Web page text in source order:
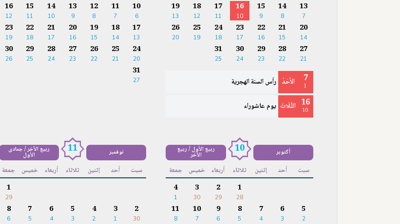
13
7
14
8
15
9
16
10
17
11
18
12
19
13
20
14
21
15
22
16
23
17
24
18
25
19
26
20
27
21
28
22
29
23
30
24
31
25
7
1 الأَحَدُ رأس السنة الهجرية
16
10 الثُّلَاثَ يوم عاشوراء
10
6
11
7
12
8
13
9
14
10
15
11
16
12
17
13
18
14
19
15
20
16
21
17
22
18
23
19
24
20
25
21
26
22
27
23
28
24
29
25
30
26
31
27
أكتوبر 10 ربيع الأول / ربيع
الآخر
سبت أحد إثنين ثلاثاء أربعاء خميس جمعة
1
28
2
29
3
30
4
1
5
2
6
3
7
4
8
5
9
6
10
7
11
8
نوفمبر 11 ربيع الآخر / جمادى
الأول
سبت أحد إثنين ثلاثاء أربعاء خميس جمعة
1
29
2
30
3
1
4
2
5
3
6
4
7
5
8
6